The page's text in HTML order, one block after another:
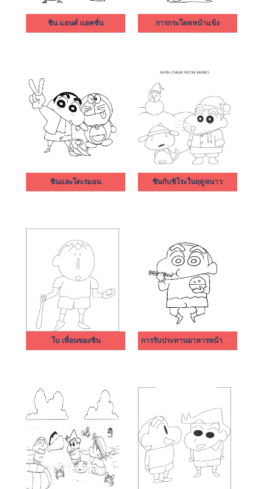
ชิน แอนด์ แอคชั่น การกระโดดหน้าแข้ง
ชินและโดเรมอน ชินกับชิโระในฤดูหนาว
โบ เพื่อนของชิน การรับประทานอาหารหน้าแข้ง